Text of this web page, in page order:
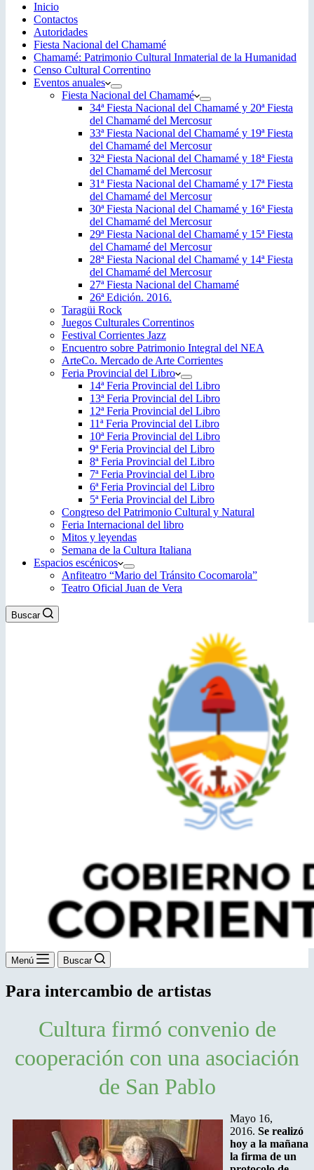
Inicio
Contactos
Autoridades
Fiesta Nacional del Chamamé
Chamamé: Patrimonio Cultural Inmaterial de la Humanidad
Censo Cultural Correntino
Eventos anuales
Fiesta Nacional del Chamamé
34ª Fiesta Nacional del Chamamé y 20ª Fiesta
del Chamamé del Mercosur
33ª Fiesta Nacional del Chamamé y 19ª Fiesta
del Chamamé del Mercosur
32ª Fiesta Nacional del Chamamé y 18ª Fiesta
del Chamamé del Mercosur
31ª Fiesta Nacional del Chamamé y 17ª Fiesta
del Chamamé del Mercosur
30ª Fiesta Nacional del Chamamé y 16ª Fiesta
del Chamamé del Mercosur
29ª Fiesta Nacional del Chamamé y 15ª Fiesta
del Chamamé del Mercosur
28ª Fiesta Nacional del Chamamé y 14ª Fiesta
del Chamamé del Mercosur
27ª Fiesta Nacional del Chamamé
26ª Edición. 2016.
Taragüi Rock
Juegos Culturales Correntinos
Festival Corrientes Jazz
Encuentro sobre Patrimonio Integral del NEA
ArteCo. Mercado de Arte Corrientes
Feria Provincial del Libro
14ª Feria Provincial del Libro
13ª Feria Provincial del Libro
12ª Feria Provincial del Libro
11ª Feria Provincial del Libro
10ª Feria Provincial del Libro
9ª Feria Provincial del Libro
8ª Feria Provincial del Libro
7ª Feria Provincial del Libro
6ª Feria Provincial del Libro
5ª Feria Provincial del Libro
Congreso del Patrimonio Cultural y Natural
Feria Internacional del libro
Mitos y leyendas
Semana de la Cultura Italiana
Espacios escénicos
Anfiteatro “Mario del Tránsito Cocomarola”
Teatro Oficial Juan de Vera
Buscar
Menú Buscar
Para intercambio de artistas
Cultura firmó convenio de
cooperación con una asociación
de San Pablo
Mayo 16,
2016. Se realizó
hoy a la mañana
la firma de un